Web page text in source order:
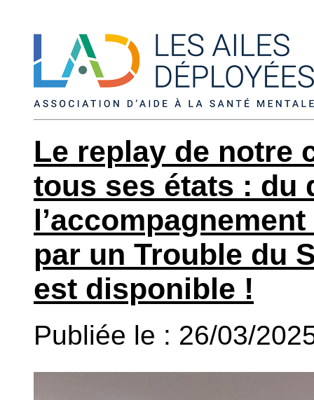
Le replay de notre
tous ses états : du
par un Trouble du
est disponible !
Publiée le : 26/03/